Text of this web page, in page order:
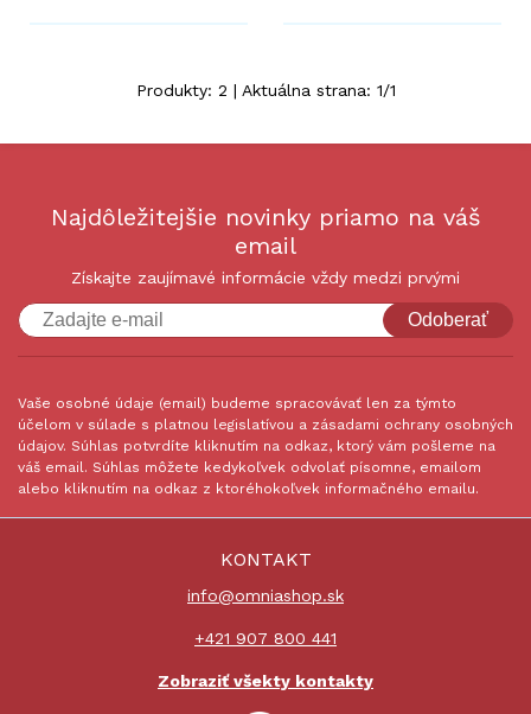
Produkty: 2 | Aktuálna strana: 1/1
Najdôležitejšie novinky priamo na váš
email
Získajte zaujímavé informácie vždy medzi prvými
Odoberať
Vaše osobné údaje (email) budeme spracovávať len za týmto
účelom v súlade s platnou legislatívou a zásadami ochrany osobných
údajov. Súhlas potvrdíte kliknutím na odkaz, ktorý vám pošleme na
váš email. Súhlas môžete kedykoľvek odvolať písomne, emailom
alebo kliknutím na odkaz z ktoréhokoľvek informačného emailu.
KONTAKT
info@omniashop.sk
+421 907 800 441
Zobraziť všekty kontakty